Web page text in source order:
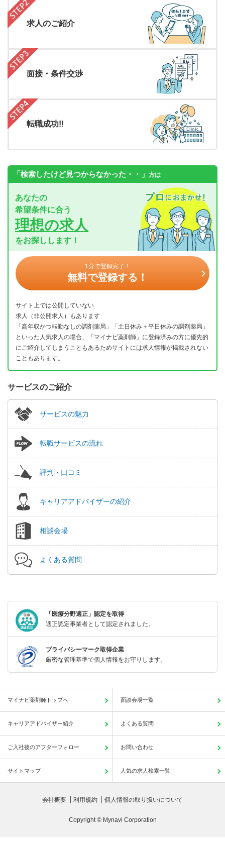
求人のご紹介
面接・条件交渉
転職成功!!
「検索したけど見つからなかった・・」 方は
あなたの
希望条件に合う
理想の求人
をお探しします！
1分で登録完了！
無料で登録する！
サイト上では公開していない
求人（非公開求人）もあります
「高年収かつ転勤なしの調剤薬局」「土日休み＋平日休みの調剤薬局」
といった人気求人の場合、「マイナビ薬剤師」に登録済みの方に優先的
にご紹介してしまうこともあるためサイトには求人情報が掲載されない
こともあります。
サービスのご紹介
サービスの魅力
転職サービスの流れ
評判・口コミ
キャリアアドバイザーの紹介
相談会場
よくある質問
「医療分野適正」認定を取得
適正認定事業者として認定されました。
プライバシーマーク取得企業
厳密な管理基準で個人情報をお守りします。
マイナビ薬剤師トップへ 面談会場一覧
キャリアアドバイザー紹介 よくある質問
ご入社後のアフターフォロー お問い合わせ
サイトマップ 人気の求人検索一覧
会社概要 利用規約 個人情報の取り扱いについて
Copyright © Mynavi Corporation